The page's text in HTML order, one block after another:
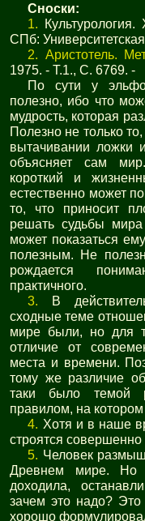
Сноски:
1.
СПб:
2. Аристотель.
1975. - Т.1., С. 6769. -
По сути у
полезно, ибо что
мудрость, которая
Полезно не только
вытачивании ложки
объясняет сам
короткий и
естественно может
то, что приносит
решать судьбы
может показаться
полезным. Не
рождается
практичного.
3. В
сходные теме
мире были, но для
отличие от
места и времени.
тому же различие
таки было темой
правилом, на
4. Хотя и в наше
строятся
5. Человек
Древнем мире. Но
доходила,
зачем это надо?
хорошо